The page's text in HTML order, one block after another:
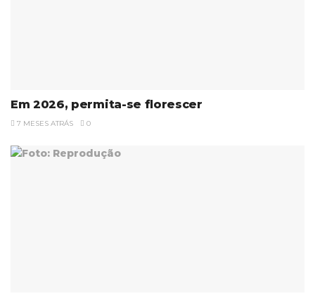
Em 2026, permita-se florescer
7 MESES ATRÁS 0